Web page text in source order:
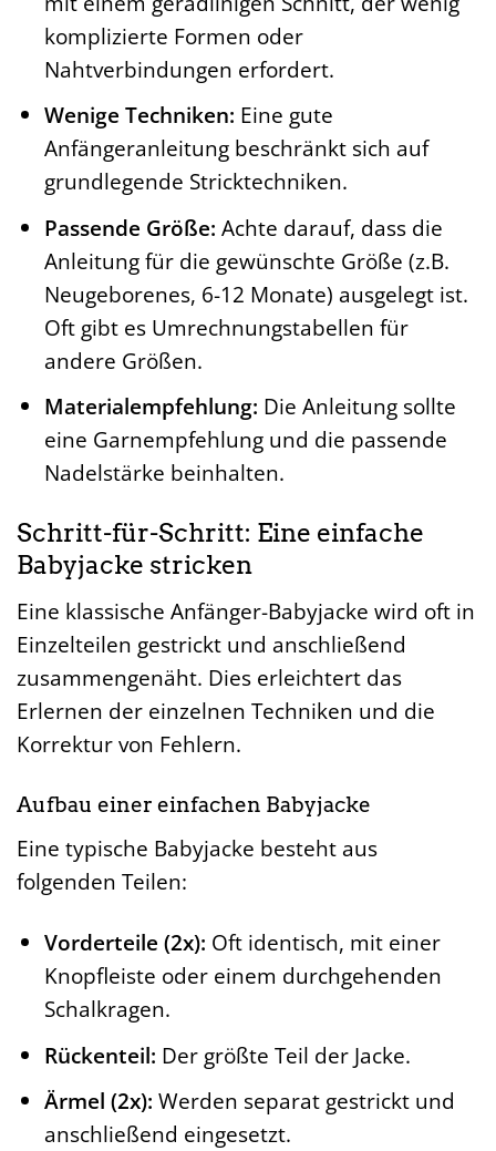
komplizierte Formen oder
Nahtverbindungen erfordert.
Wenige Techniken: Eine gute
Anfängeranleitung beschränkt sich auf
grundlegende Stricktechniken.
Passende Größe: Achte darauf, dass die
Anleitung für die gewünschte Größe (z.B.
Neugeborenes, 6-12 Monate) ausgelegt ist.
Oft gibt es Umrechnungstabellen für
andere Größen.
Materialempfehlung: Die Anleitung sollte
eine Garnempfehlung und die passende
Nadelstärke beinhalten.
Schritt-für-Schritt: Eine einfache
Babyjacke stricken
Eine klassische Anfänger-Babyjacke wird oft in
Einzelteilen gestrickt und anschließend
zusammengenäht. Dies erleichtert das
Erlernen der einzelnen Techniken und die
Korrektur von Fehlern.
Aufbau einer einfachen Babyjacke
Eine typische Babyjacke besteht aus
folgenden Teilen:
Vorderteile (2x): Oft identisch, mit einer
Knopfleiste oder einem durchgehenden
Schalkragen.
Rückenteil: Der größte Teil der Jacke.
Ärmel (2x): Werden separat gestrickt und
anschließend eingesetzt.